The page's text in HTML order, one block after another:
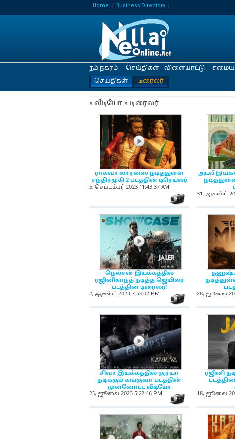
Home Business Directory
நம் நகரம் செய்திகள் - விளையாட்டு
செய்திகள்
டிரைலர்
» வீடியோ » டிரைலர்
NewsIcon
NewsIcon
ராகவா லாரன்ஸ் நடித்துள்ள
சந்திரமுகி 2 படத்தின் டிரெய்லர்
5, செப்டம்பர் 2023 11:43:37 AM
அட்லீ
31, ஆகஸ்ட்
NewsIcon
NewsIcon
நெல்சன் இயக்கத்தில்
ரஜினிகாந்த் நடித்த ஜெயிலர்
படத்தின் டிரைலர்!
2, ஆகஸ்ட் 2023 7:58:02 PM
தனுஷ்,
28, ஜூலை
NewsIcon
NewsIcon
சிவா இயக்கத்தில் சூர்யா
நடிக்கும் கங்குவா படத்தின்
முன்னோட்ட வீடியோ
25, ஜூலை 2023 5:22:46 PM
ரஜினி
18, ஜூலை